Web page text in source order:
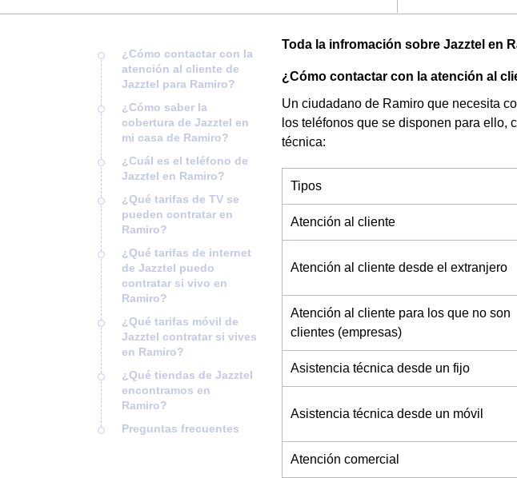
¿Cómo contactar con la
atención al cliente de
Jazztel para Ramiro?
¿Cómo saber la
cobertura de Jazztel en
mi casa de Ramiro?
¿Cuál es el teléfono de
Jazztel en Ramiro?
¿Qué tarifas de TV se
pueden contratar en
Ramiro?
¿Qué tarifas de internet
de Jazztel puedo
contratar si vivo en
Ramiro?
¿Qué tarifas móvil de
Jazztel contratar si vives
en Ramiro?
¿Qué tiendas de Jazztel
encontramos en
Ramiro?
Preguntas frecuentes
Toda la infromación sobre Jazztel en
¿Cómo contactar con la atención al
Un ciudadano de Ramiro que necesita
los teléfonos que se disponen para ello,
técnica:
Tipos
Atención al cliente
Atención al cliente desde el extranjero
Atención al cliente para los que no son
clientes (empresas)
Asistencia técnica desde un fijo
Asistencia técnica desde un móvil
Atención comercial